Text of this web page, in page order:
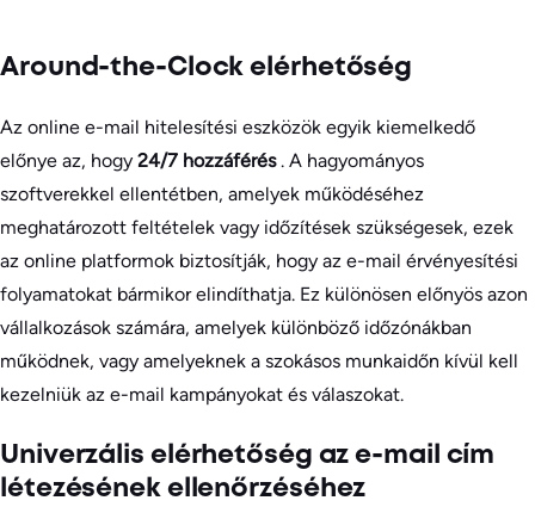
Around-the-Clock elérhetőség
Az online e-mail hitelesítési eszközök egyik kiemelkedő
előnye az, hogy 24/7 hozzáférés. A hagyományos
szoftverekkel ellentétben, amelyek működéséhez
meghatározott feltételek vagy időzítések szükségesek, ezek
az online platformok biztosítják, hogy az e-mail érvényesítési
folyamatokat bármikor elindíthatja. Ez különösen előnyös azon
vállalkozások számára, amelyek különböző időzónákban
működnek, vagy amelyeknek a szokásos munkaidőn kívül kell
kezelniük az e-mail kampányokat és válaszokat.
Univerzális elérhetőség az e-mail cím
létezésének ellenőrzéséhez